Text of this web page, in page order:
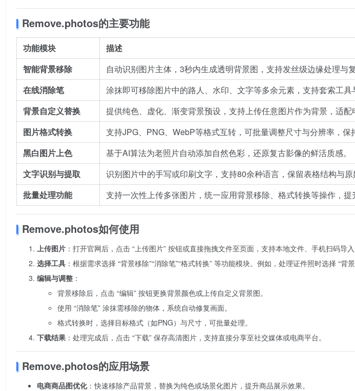
Remove.photos的主要功能
功能模块
描述
智能背景移除
自动识别图片主体，3秒内生成透明背景图，支持发丝级边缘处理与
在线消除笔
涂抹即可移除图片中的路人、水印、文字等多余元素，支持套索工具
背景自定义替换
提供纯色、虚化、渐变背景预设，支持上传任意图片作为背景，适配
图片格式转换
支持JPG、PNG、WebP等格式互转，可批量调整尺寸与分辨率，保
黑白图片上色
基于AI算法为老照片自动添加自然色彩，还原复古影像的鲜活质感。
文字识别与提取
识别图片中的手写或印刷文字，支持80余种语言，保留表格结构与原
批量处理功能
支持一次性上传多张图片，统一应用背景移除、格式转换等操作，提
Remove.photos如何使用
上传图片 ：打开官网后，点击 “上传图片” 按钮或直接拖拽文件至页面，支持本地文件、手机扫码导入
选择工具 ：根据需求选择 “背景移除”“消除笔”“格式转换” 等功能模块。例如，处理证件照时选择 “背
编辑与调整 ：
背景移除后，点击 “编辑” 按钮更换背景颜色或上传自定义背景图。
使用 “消除笔” 涂抹需移除的物体，系统自动修复画面。
格式转换时，选择目标格式（如PNG）与尺寸，可批量处理。
下载结果 ：处理完成后，点击 “下载” 保存高清图片，支持直接分享至社交媒体或电商平台。
Remove.photos的应用场景
电商商品图优化：快速移除产品背景，替换为纯色或场景化图片，提升商品展示效果。